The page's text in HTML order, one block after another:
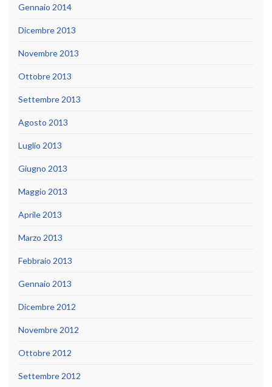
Gennaio 2014
Dicembre 2013
Novembre 2013
Ottobre 2013
Settembre 2013
Agosto 2013
Luglio 2013
Giugno 2013
Maggio 2013
Aprile 2013
Marzo 2013
Febbraio 2013
Gennaio 2013
Dicembre 2012
Novembre 2012
Ottobre 2012
Settembre 2012